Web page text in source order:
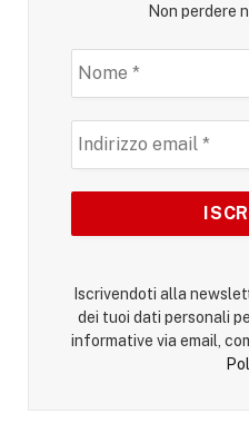
Non perdere
Iscrivendoti alla
dei tuoi dati personali
informative via email,